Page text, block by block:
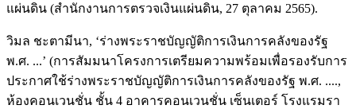
แผ่นดิน (สำนักงานการตรวจเงินแผ่นดิน, 27 ตุลาคม 2565).
วิมล ชะตามีนา, ‘ร่างพระราชบัญญัติการเงินการคลังของรัฐ
พ.ศ. ...’ (การสัมมนาโครงการเตรียมความพร้อมเพื่อรองรับการ
ประกาศใช้ร่างพระราชบัญญัติการเงินการคลังของรัฐ พ.ศ. ....,
ห้องคอนเวนชั่น ชั้น 4 อาคารคอนเวนชั่น เซ็นเตอร์ โรงแรมรา